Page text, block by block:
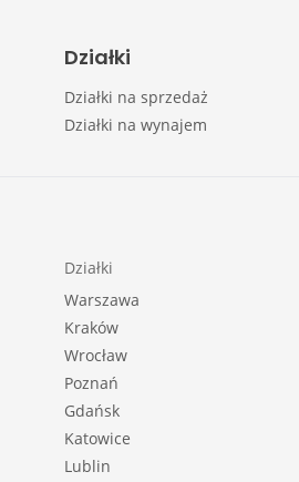
Działki
Działki na sprzedaż
Działki na wynajem
Działki
Warszawa
Kraków
Wrocław
Poznań
Gdańsk
Katowice
Lublin